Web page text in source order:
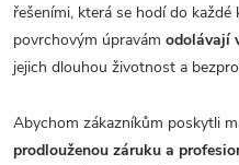
řešeními, která se hodí do
povrchovým úpravám odolávají
jejich dlouhou životnost a
Abychom zákazníkům poskytli
prodlouženou záruku a